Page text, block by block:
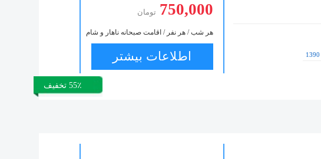
750,000 تومان
هر شب / هر نفر / اقامت صبحانه ناهار و شام
اطلاعات بیشتر
55٪ تخفیف